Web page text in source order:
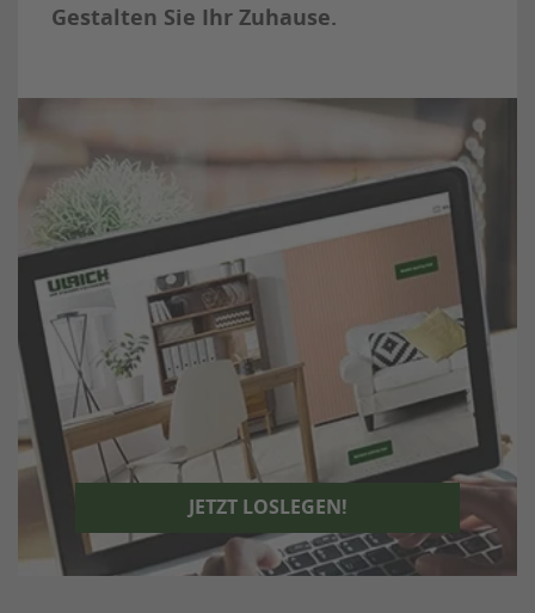
Gestalten Sie Ihr Zuhause.
JETZT LOSLEGEN!